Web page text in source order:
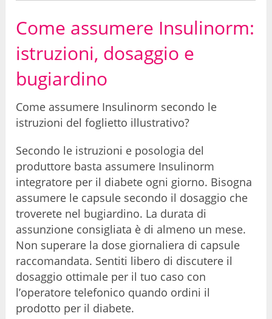
Come assumere Insulinorm:
istruzioni, dosaggio e
bugiardino
Come assumere Insulinorm secondo le
istruzioni del foglietto illustrativo?
Secondo le istruzioni e posologia del
produttore basta assumere Insulinorm
integratore per il diabete ogni giorno. Bisogna
assumere le capsule secondo il dosaggio che
troverete nel bugiardino. La durata di
assunzione consigliata è di almeno un mese.
Non superare la dose giornaliera di capsule
raccomandata. Sentiti libero di discutere il
dosaggio ottimale per il tuo caso con
l’operatore telefonico quando ordini il
prodotto per il diabete.